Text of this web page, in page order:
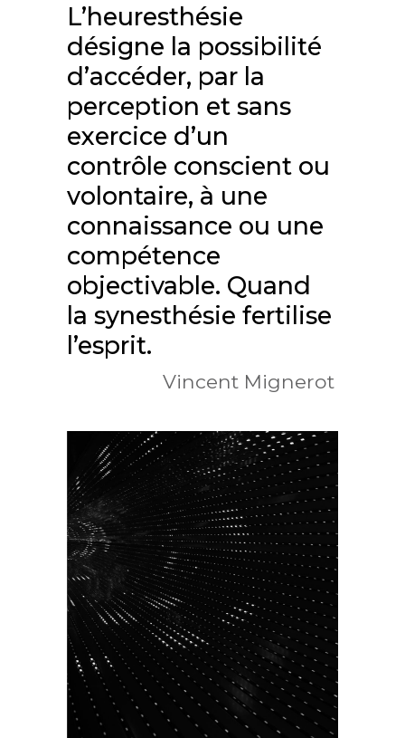
L’heuresthésie
désigne la possibilité
d’accéder, par la
perception et sans
exercice d’un
contrôle conscient ou
volontaire, à une
connaissance ou une
compétence
objectivable. Quand
la synesthésie fertilise
l’esprit.
Vincent Mignerot